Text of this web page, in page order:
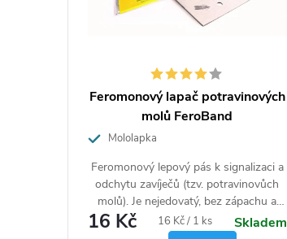
Feromonový lapač potravinových
molů FeroBand
Mololapka
Feromonový lepový pás k signalizaci a
odchytu zavíječů (tzv. potravinovůch
molů). Je nejedovatý, bez zápachu a
insekticidů. K použití v kuchyni a v
blízkosti potravin.
16 Kč
Měrná
16 Kč / 1 ks
Skladem